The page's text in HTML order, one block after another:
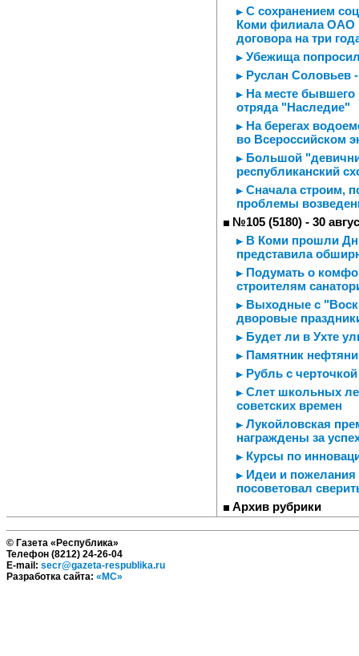
С сохранением
Коми филиала ОАО
договора на три
Убежища
Руслан Соловьев
На месте бывшего
отряда "Наследие"
На берегах
во Всероссийском
Большой
республиканский
Сначала строим,
проблемы
№105 (5180) - 30
В Коми прошли
представила
Подумать о
строителям
Выходные с
дворовые
Будет ли в Ухте
Памятник
Рубль с
Слет школьных
советских времен
Лукойловская
награждены за
Курсы по
Идеи и пожелания
посоветовал
Архив рубрики
© Газета «Республика»
Телефон (8212) 24-26-04
E-mail: secr@gazeta-respublika.ru
Разработка сайта: «МС»